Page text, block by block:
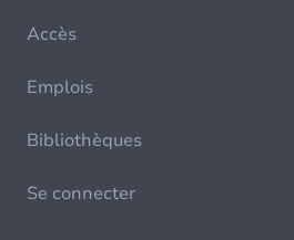
Accès
Emplois
Bibliothèques
Se connecter